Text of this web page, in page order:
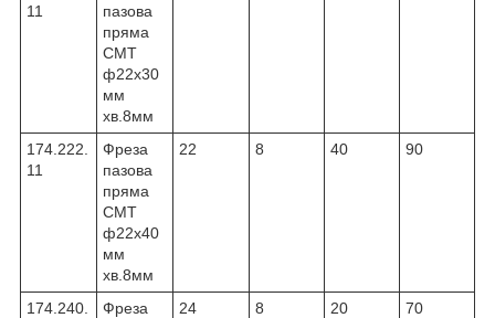
11
пазова
пряма
CMT
ф22х30
мм
хв.8мм
174.222.
11
Фреза
пазова
пряма
CMT
ф22х40
мм
хв.8мм
22 8 40 90
174.240.
Фреза
24 8 20 70